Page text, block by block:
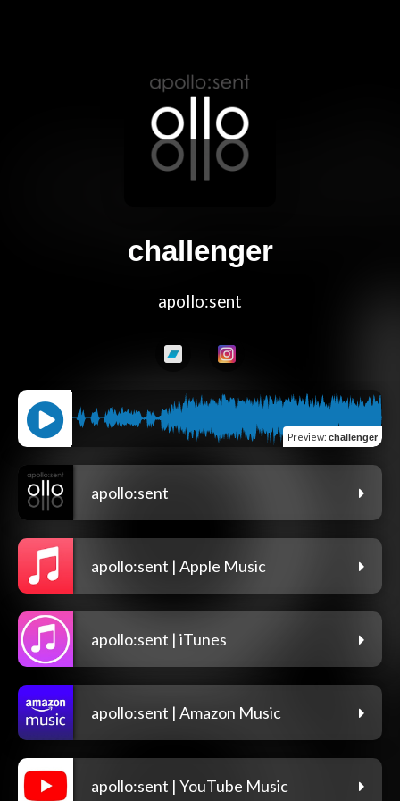
challenger
apollo:sent
Preview: challenger
apollo:sent
apollo:sent | Apple Music
apollo:sent | iTunes
apollo:sent | Amazon Music
apollo:sent | YouTube Music